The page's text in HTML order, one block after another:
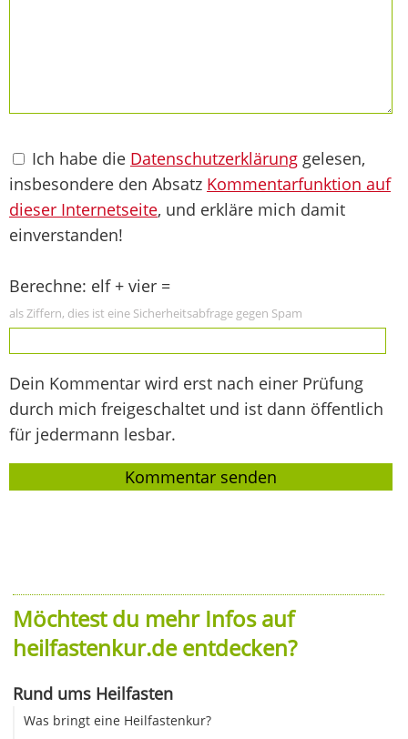
Ich habe die Datenschutzerklärung gelesen,
insbesondere den Absatz Kommentarfunktion auf
dieser Internetseite, und erkläre mich damit
einverstanden!
Berechne: elf + vier =
als Ziffern, dies ist eine Sicherheitsabfrage gegen Spam
Dein Kommentar wird erst nach einer Prüfung
durch mich freigeschaltet und ist dann öffentlich
für jedermann lesbar.
Möchtest du mehr Infos auf
heilfastenkur.de entdecken?
Rund ums Heilfasten
Was bringt eine Heilfastenkur?